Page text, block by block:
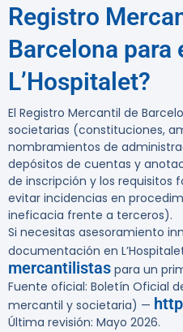
Registro
Barcelona para
L’Hospitalet?
El Registro Mercantil de
societarias (constituciones,
nombramientos de
depósitos de cuentas y
de inscripción y los requisitos
evitar incidencias en
ineficacia frente a terceros).
Si necesitas asesoramiento
documentación en
mercantilistas para un
Fuente oficial: Boletín Oficial
mercantil y societaria) —
Última revisión: Mayo 2026.